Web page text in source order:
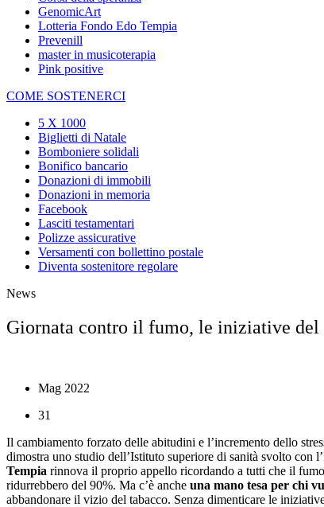
GenomicArt
Lotteria Fondo Edo Tempia
Prevenill
master in musicoterapia
Pink positive
COME SOSTENERCI
5 X 1000
Biglietti di Natale
Bomboniere solidali
Bonifico bancario
Donazioni di immobili
Donazioni in memoria
Facebook
Lasciti testamentari
Polizze assicurative
Versamenti con bollettino postale
Diventa sostenitore regolare
News
Giornata contro il fumo, le iniziative del
Mag 2022
31
Il cambiamento forzato delle abitudini e l’incremento dello
dimostra uno studio dell’Istituto superiore di sanità svolto con
Tempia rinnova il proprio appello ricordando a tutti che il
ridurrebbero del 90%. Ma c’è anche una mano tesa per chi
abbandonare il vizio del tabacco. Senza dimenticare le